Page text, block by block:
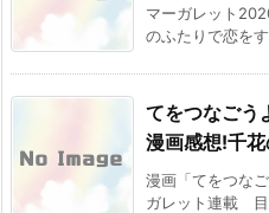
マーガレット
のふたりで恋を
てをつなごう
漫画感想!千
漫画「てをつな
ガレット連載